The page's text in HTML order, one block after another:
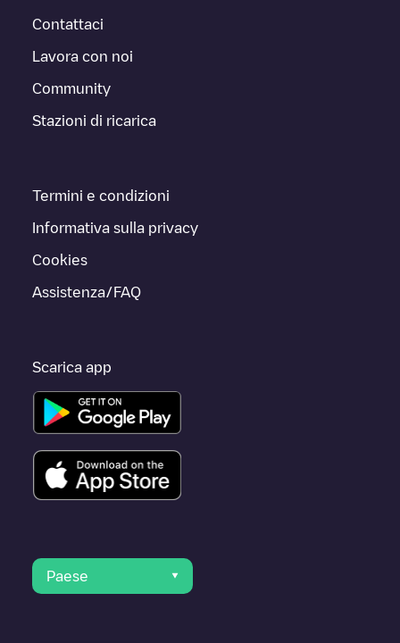
Contattaci
Lavora con noi
Community
Stazioni di ricarica
Termini e condizioni
Informativa sulla privacy
Cookies
Assistenza/FAQ
Scarica app
Paese